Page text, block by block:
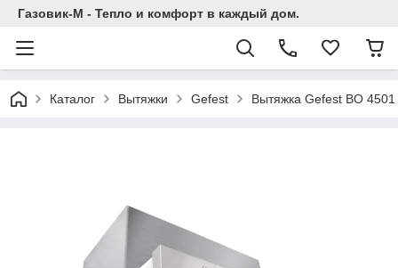
Газовик-М - Тепло и комфорт в каждый дом.
Каталог Вытяжки Gefest Вытяжка Gefest ВО 4501